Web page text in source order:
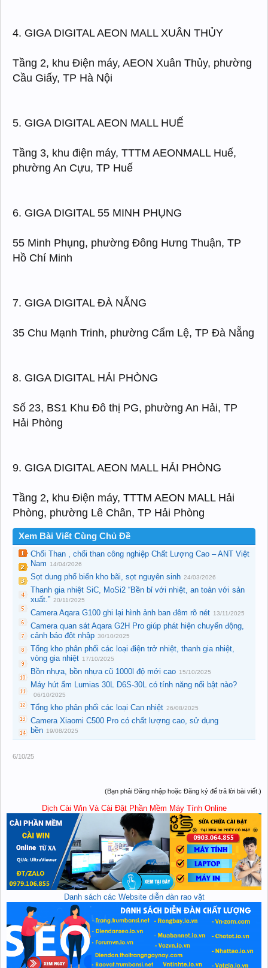
4. GIGA DIGITAL AEON MALL XUÂN THỦY
Tầng 2, khu Điện máy, AEON Xuân Thủy, phường
Cầu Giấy, TP Hà Nội
5. GIGA DIGITAL AEON MALL HUẾ
Tầng 3, khu điện máy, TTTM AEONMALL Huế,
phường An Cựu, TP Huế
6. GIGA DIGITAL 55 MINH PHỤNG
55 Minh Phụng, phường Đông Hưng Thuận, TP
Hồ Chí Minh
7. GIGA DIGITAL ĐÀ NẴNG
35 Chu Mạnh Trinh, phường Cẩm Lệ, TP Đà Nẵng
8. GIGA DIGITAL HẢI PHÒNG
Số 23, BS1 Khu Đô thị PG, phường An Hải, TP
Hải Phòng
9. GIGA DIGITAL AEON MALL HẢI PHÒNG
Tầng 2, khu Điện máy, TTTM AEON MALL Hải
Phòng, phường Lê Chân, TP Hải Phòng
Xem Bài Viết Cùng Chủ Đề
Chổi Than , chổi than công nghiệp Chất Lượng Cao – ANT Việt
Nam
14/04/2026
Sọt dung phổ biến kho bãi, sọt nguyên sinh 24/03/2026
Thanh gia nhiệt SiC, MoSi2 “Bền bỉ với nhiệt, an toàn với sản
xuất.” 20/11/2025
Camera Aqara G100 ghi lại hình ảnh ban đêm rõ nét 13/11/2025
Camera quan sát Aqara G2H Pro giúp phát hiện chuyển động,
cảnh báo đột nhập 30/10/2025
Tổng kho phân phối các loại điện trở nhiệt, thanh gia nhiệt,
vòng gia nhiệt 17/10/2025
Bồn nhựa, bồn nhựa cũ 1000l độ mới cao 15/10/2025
Máy hút ẩm Lumias 30L D6S-30L có tính năng nổi bật nào?
06/10/2025
Tổng kho phân phối các loại Can nhiệt 26/08/2025
Camera Xiaomi C500 Pro có chất lượng cao, sử dụng
bền 19/08/2025
6/10/25
(Bạn phải Đăng nhập hoặc Đăng ký để trả lời bài viết.)
Dịch Cài Win Và Cài Đặt Phần Mềm Máy Tính Online
Danh sách các Website diễn đàn rao vặt